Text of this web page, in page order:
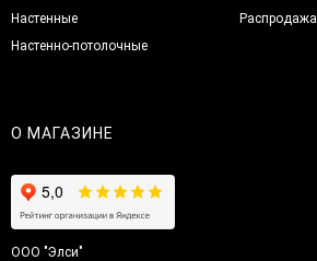
Настенные
Настенно-потолочные
Распродажа
О МАГАЗИНЕ
ООО "Элси"